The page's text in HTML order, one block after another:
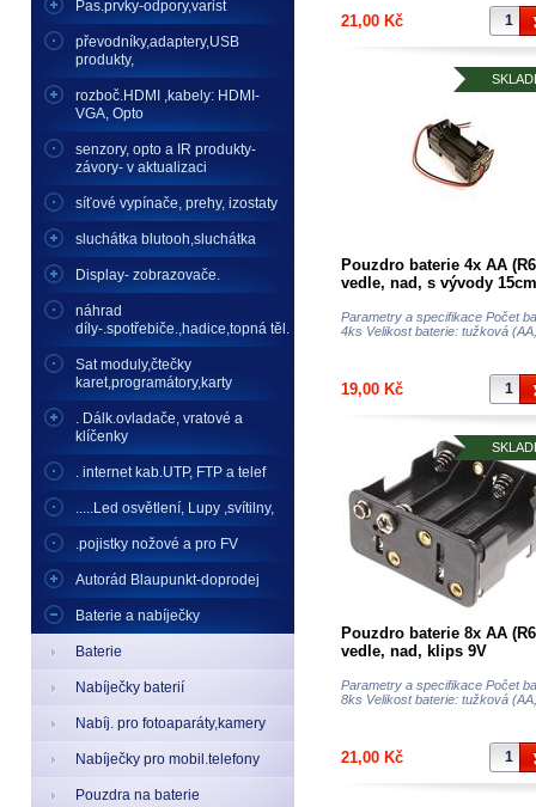
Pas.prvky-odpory,varist
převodníky,adaptery,USB
produkty,
rozboč.HDMI ,kabely: HDMI-
VGA, Opto
senzory, opto a IR produkty-
závory- v aktualizaci
síťové vypínače, prehy, izostaty
sluchátka blutooh,sluchátka
Display- zobrazovače.
náhrad
díly-.spotřebiče.,hadice,topná těl.
Sat moduly,čtečky
karet,programátory,karty
. Dálk.ovladače, vratové a
klíčenky
. internet kab.UTP, FTP a telef
.....Led osvětlení, Lupy ,svítilny,
.pojistky nožové a pro FV
Autorád Blaupunkt-doprodej
Baterie a nabíječky
Baterie
Nabíječky baterií
Nabíj. pro fotoaparáty,kamery
Nabíječky pro mobil.telefony
Pouzdra na baterie
21,00 Kč
Pouzdro baterie 4x AA
vedle, nad, s vývody 15cm
Parametry a specifikace Počet
4ks Velikost baterie: tužková
19,00 Kč
Pouzdro baterie 8x AA
vedle, nad, klips 9V
Parametry a specifikace Počet
8ks Velikost baterie: tužková
21,00 Kč